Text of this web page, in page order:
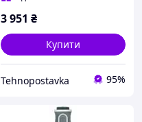
3 951 ₴
Купити
Tehnopostavka 95%